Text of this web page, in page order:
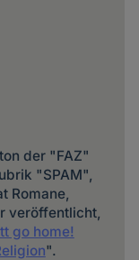
der "FAZ"
"SPAM",
Romane,
veröffentlicht,
go home!
".